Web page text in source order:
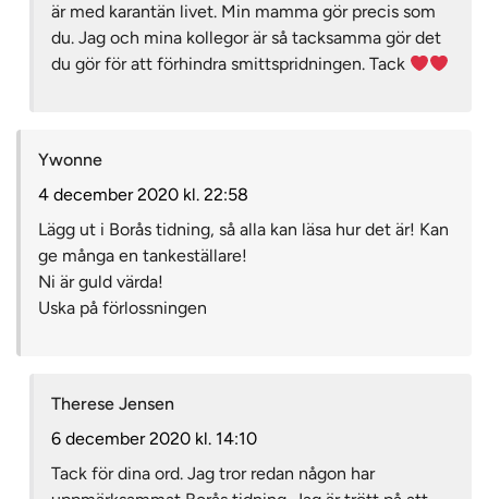
är med karantän livet. Min mamma gör precis som
du. Jag och mina kollegor är så tacksamma gör det
du gör för att förhindra smittspridningen. Tack
Ywonne
4 december 2020 kl. 22:58
Lägg ut i Borås tidning, så alla kan läsa hur det är! Kan
ge många en tankeställare!
Ni är guld värda!
Uska på förlossningen
Therese Jensen
6 december 2020 kl. 14:10
Tack för dina ord. Jag tror redan någon har